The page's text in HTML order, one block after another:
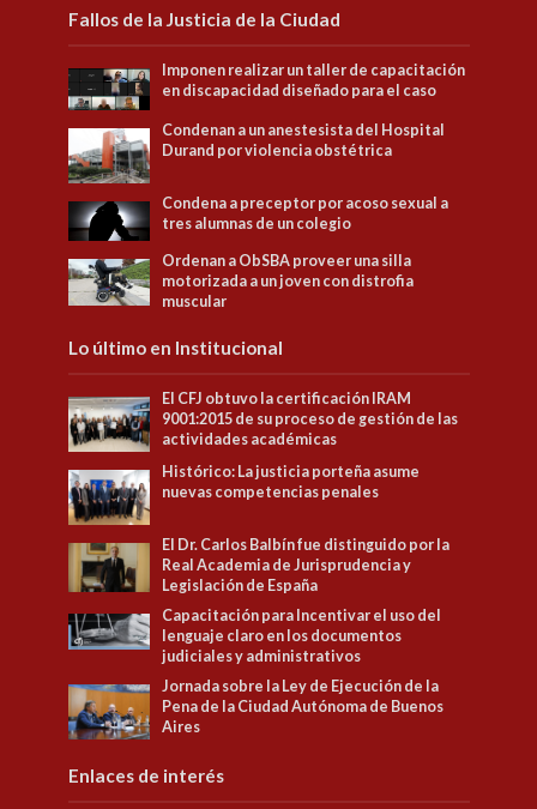
Fallos de la Justicia de la Ciudad
Imponen realizar un taller de capacitación
en discapacidad diseñado para el caso
Condenan a un anestesista del Hospital
Durand por violencia obstétrica
Condena a preceptor por acoso sexual a
tres alumnas de un colegio
Ordenan a ObSBA proveer una silla
motorizada a un joven con distrofia
muscular
Lo último en Institucional
El CFJ obtuvo la certificación IRAM
9001:2015 de su proceso de gestión de las
actividades académicas
Histórico: La justicia porteña asume
nuevas competencias penales
El Dr. Carlos Balbín fue distinguido por la
Real Academia de Jurisprudencia y
Legislación de España
Capacitación para Incentivar el uso del
lenguaje claro en los documentos
judiciales y administrativos
Jornada sobre la Ley de Ejecución de la
Pena de la Ciudad Autónoma de Buenos
Aires
Enlaces de interés